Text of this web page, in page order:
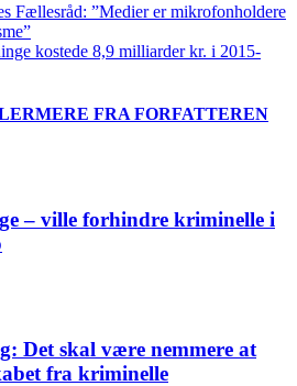
Fællesråd: ”Medier er mikrofonholdere
kostede 8,9 milliarder kr. i 2015-
MERE FRA FORFATTEREN
– ville forhindre kriminelle i
Det skal være nemmere at
fra kriminelle